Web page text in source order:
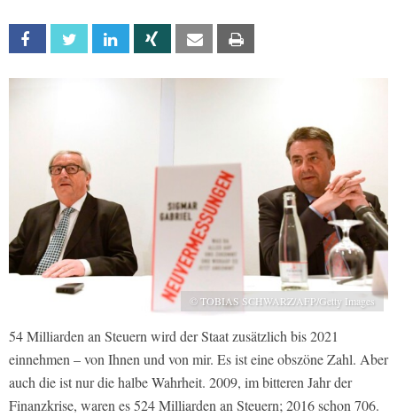
Facebook Twitter Linkedin Xing Email
© TOBIAS SCHWARZ/AFP/Getty Images
54 Milliarden an Steuern wird der Staat zusätzlich bis 2021
einnehmen – von Ihnen und von mir. Es ist eine obszöne Zahl. Aber
auch die ist nur die halbe Wahrheit. 2009, im bitteren Jahr der
Finanzkrise, waren es 524 Milliarden an Steuern; 2016 schon 706.